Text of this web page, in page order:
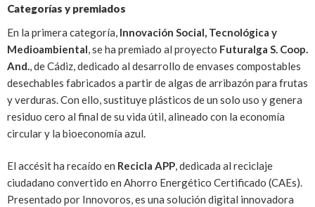
Categorías y premiados
En la primera categoría, Innovación Social, Tecnológica y
Medioambiental, se ha premiado al proyecto Futuralga S. Coop.
And., de Cádiz, dedicado al desarrollo de envases compostables
desechables fabricados a partir de algas de arribazón para frutas
y verduras. Con ello, sustituye plásticos de un solo uso y genera
residuo cero al final de su vida útil, alineado con la economía
circular y la bioeconomía azul.
El accésit ha recaído en Recicla APP, dedicada al reciclaje
ciudadano convertido en Ahorro Energético Certificado (CAEs).
Presentado por Innovoros, es una solución digital innovadora